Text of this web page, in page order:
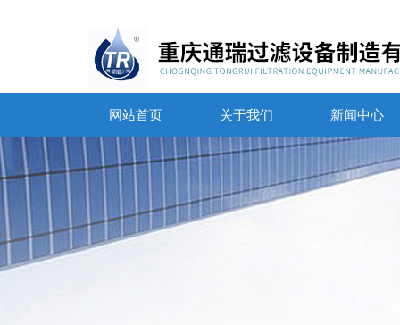
网站首页 关于我们 新闻中心